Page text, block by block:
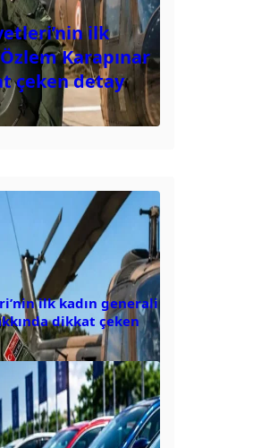
ilk
Karapınar
çeken detay
ilk kadın generali
dikkat çeken